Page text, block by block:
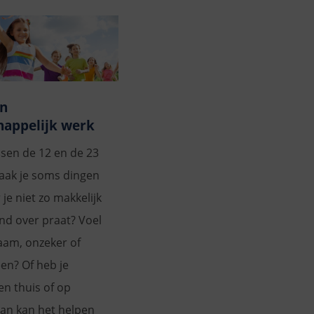
werk
de 12 en de 23
je soms dingen
je niet zo makkelijk
over praat? Voel
onzeker of
Of heb je
thuis of op
kan het helpen